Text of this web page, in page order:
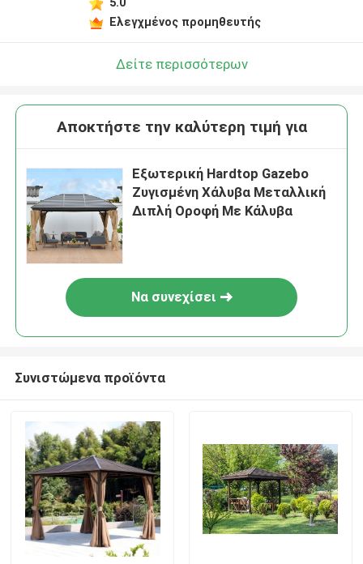
Ελεγχμένος προμηθευτής
Δείτε περισσότερων
Αποκτήστε την καλύτερη τιμή για
Εξωτερική Hardtop Gazebo
Ζυγισμένη Χάλυβα Μεταλλική
Διπλή Οροφή Με Κάλυβα
Να συνεχίσει
Συνιστώμενα προϊόντα